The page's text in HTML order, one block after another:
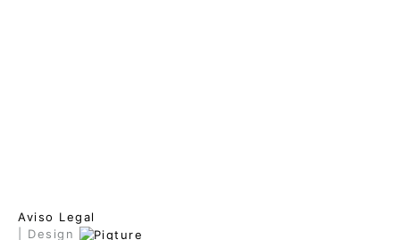
Aviso Legal
| Design